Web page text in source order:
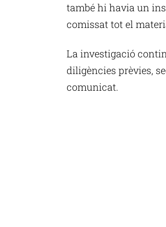
també hi havia un
comissat tot el
La investigació
diligències prèvies,
comunicat.